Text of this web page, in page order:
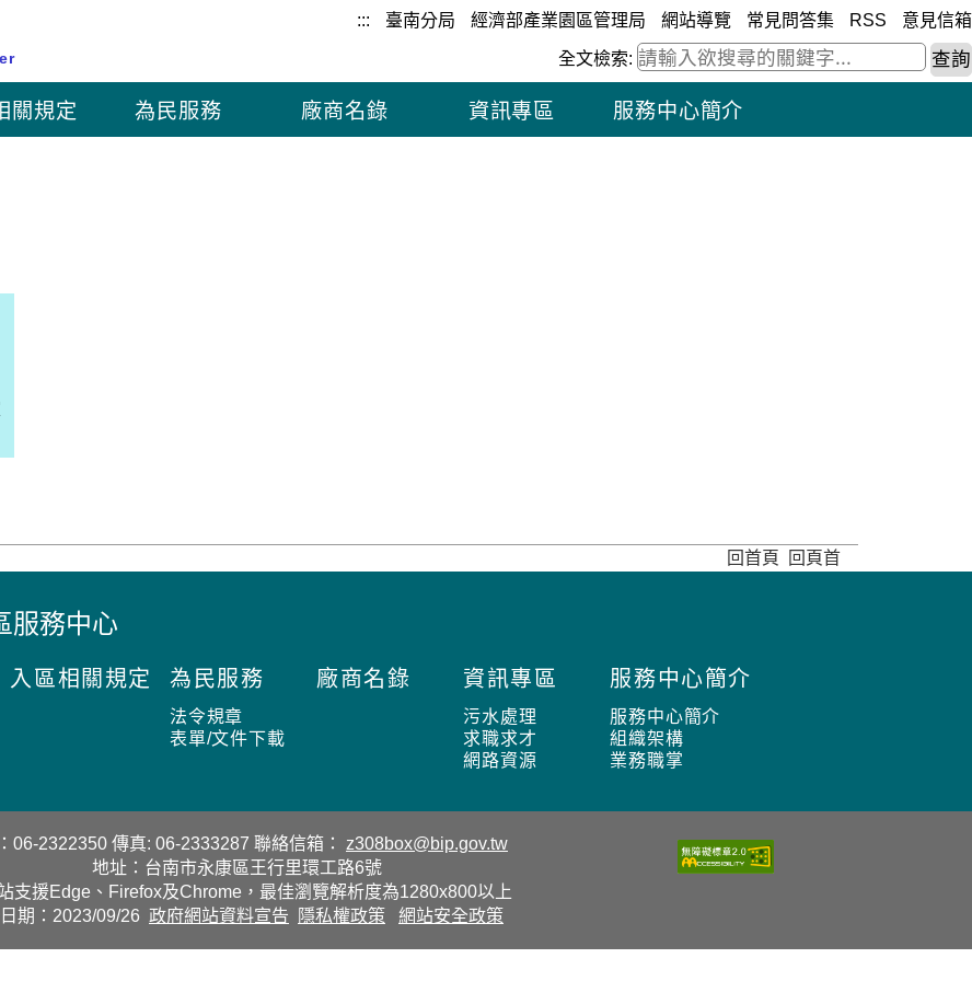
::: 臺南分局 經濟部產業園區管理局 網站導覽 常見問答集 RSS 意見信箱
全文檢索:
關規定 為民服務 廠商名錄 資訊專區 服務中心簡介
回首頁 回頁首
服務中心
入區相關規定 為民服務
法令規章
表單/文件下載
廠商名錄 資訊專區
污水處理
求職求才
網路資源
服務中心簡介
服務中心簡介
組織架構
業務職掌
06-2322350 傳真: 06-2333287 聯絡信箱：
z308box@bip.gov.tw
地址：台南市永康區王行里環工路6號
支援Edge、Firefox及Chrome，最佳瀏覽解析度為1280x800以上
期：2023/09/26 政府網站資料宣告 隱私權政策 網站安全政策